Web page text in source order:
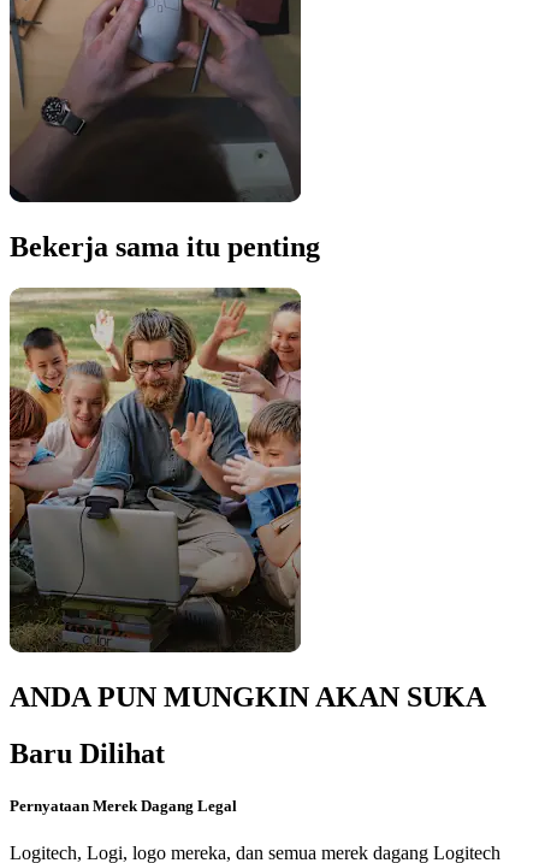
Bekerja sama itu penting
ANDA PUN MUNGKIN AKAN SUKA
Baru Dilihat
Pernyataan Merek Dagang Legal
Logitech, Logi, logo mereka, dan semua merek dagang Logitech